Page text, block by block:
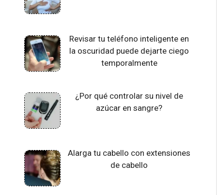
Revisar tu teléfono inteligente en
la oscuridad puede dejarte ciego
temporalmente
¿Por qué controlar su nivel de
azúcar en sangre?
Alarga tu cabello con extensiones
de cabello